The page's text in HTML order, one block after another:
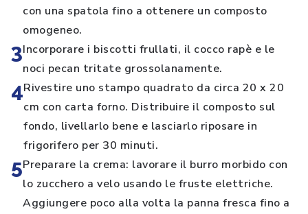
con una spatola fino a ottenere un composto
omogeneo.
3Incorporare i biscotti frullati, il cocco rapè e le
noci pecan tritate grossolanamente.
4Rivestire uno stampo quadrato da circa 20 x 20
cm con carta forno. Distribuire il composto sul
fondo, livellarlo bene e lasciarlo riposare in
frigorifero per 30 minuti.
5Preparare la crema: lavorare il burro morbido con
lo zucchero a velo usando le fruste elettriche.
Aggiungere poco alla volta la panna fresca fino a